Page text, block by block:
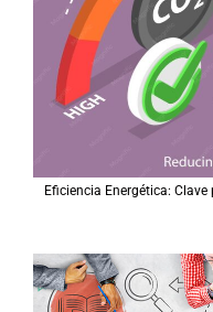
Eficiencia Energética: